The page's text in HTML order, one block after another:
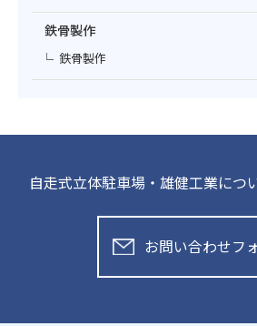
鉄骨製作
鉄骨製作
自走式立体駐車場・雄健工業につ
お問い合わせフ